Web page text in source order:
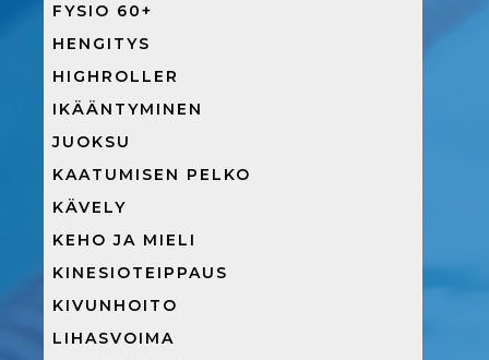
FYSIO 60+
HENGITYS
HIGHROLLER
IKÄÄNTYMINEN
JUOKSU
KAATUMISEN PELKO
KÄVELY
KEHO JA MIELI
KINESIOTEIPPAUS
KIVUNHOITO
LIHASVOIMA